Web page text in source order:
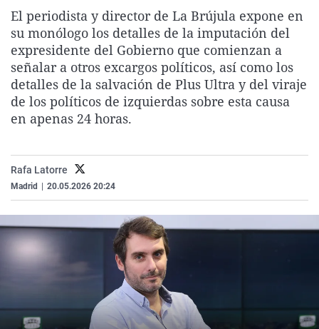
La rosa de los vientos
Gente viajera
Como el perro y el
Caso
Retornados
Equipo de
Operación Viuda
Extremadura
Galicia
La Rioja
Navarra
Virales
Televisión
Elecciones
El periodista y director de La Brújula expone en
su monólogo los detalles de la imputación del
expresidente del Gobierno que comienzan a
señalar a otros excargos políticos, así como los
detalles de la salvación de Plus Ultra y del viraje
de los políticos de izquierdas sobre esta causa
en apenas 24 horas.
Rafa Latorre
Madrid 20.05.2026 20:24